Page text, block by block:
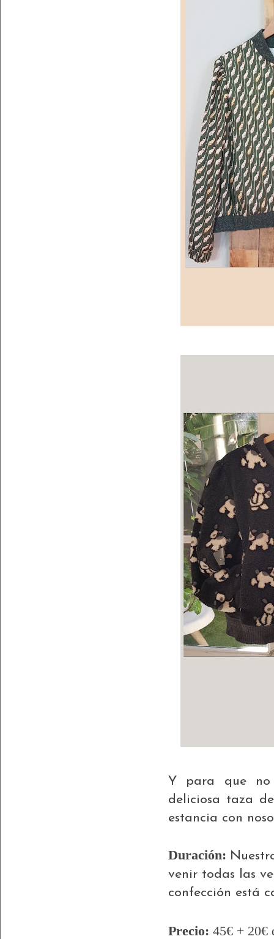
Y para que no
deliciosa taza
estancia con
Duración:
venir todas las
confección está
Precio: 45€ + 20€